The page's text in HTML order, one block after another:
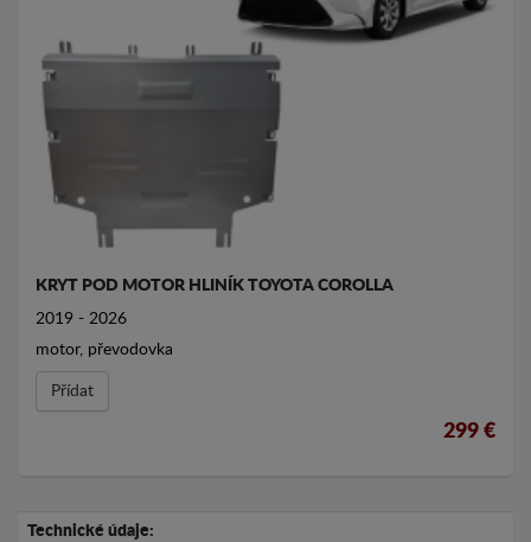
KRYT POD MOTOR HLINÍK TOYOTA COROLLA
2019 - 2026
motor, převodovka
Přídat
299 €
Technické údaje: